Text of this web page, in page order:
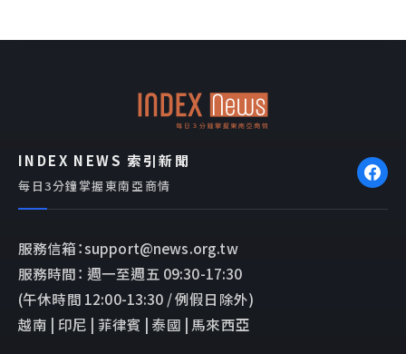
b
l
INDEX NEWS 索引新聞
每日3分鐘掌握東南亞商情
服務信箱：support@news.org.tw
服務時間： 週一至週五 09:30-17:30
(午休時間 12:00-13:30 / 例假日除外)
越南 | 印尼 | 菲律賓 | 泰國 | 馬來西亞